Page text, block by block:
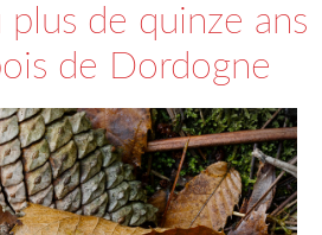
plus de quinze ans
de Dordogne